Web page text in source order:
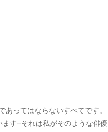
ってはならないすべてです。
す-それは私がそのような俳優